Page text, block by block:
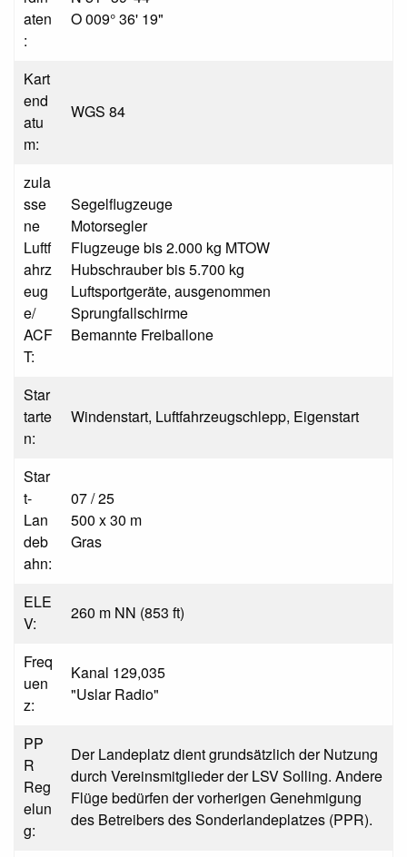
aten
:
O 009° 36' 19"
Kart
end
atu
m:
WGS 84
zula
sse
ne
Luftf
ahrz
eug
e/
ACF
T:
Segelflugzeuge
Motorsegler
Flugzeuge bis 2.000 kg MTOW
Hubschrauber bis 5.700 kg
Luftsportgeräte, ausgenommen
Sprungfallschirme
Bemannte Freiballone
Star
tarte
n:
Windenstart, Luftfahrzeugschlepp, Eigenstart
Star
t-
Lan
deb
ahn:
07 / 25
500 x 30 m
Gras
ELE
V:
260 m NN (853 ft)
Freq
uen
z:
Kanal 129,035
"Uslar Radio"
PP
R
Reg
elun
g:
Der Landeplatz dient grundsätzlich der Nutzung
durch Vereinsmitglieder der LSV Solling. Andere
Flüge bedürfen der vorherigen Genehmigung
des Betreibers des Sonderlandeplatzes (PPR).